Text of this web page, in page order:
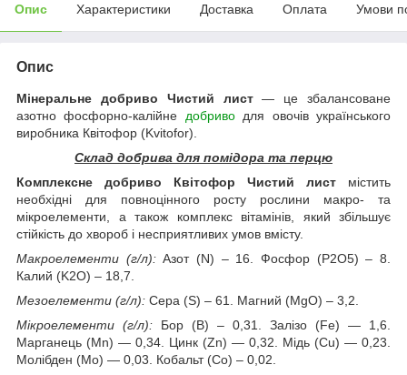
Опис Характеристики Доставка Оплата Умови
Опис
Мінеральне добриво Чистий лист— це збалансоване
азотно фосфорно-калійне добриводля овочів українського
виробника Квітофор (Kvitofor).
Склад добрива для помідора та перцю
Комплексне добриво Квітофор Чистий лист містить
необхідні для повноцінного росту рослини макро- та
мікроелементи, а також комплекс вітамінів, який збільшує
стійкість до хвороб і несприятливих умов вмісту.
Макроелементи (г/л):Азот (N) – 16. Фосфор (P2О5) – 8.
Калий (K2О) – 18,7.
Мезоелементи (г/л): Сера (S) – 61. Магний (MgO) – 3,2.
Мікроелементи (г/л): Бор (В) – 0,31. Залізо (Fe) — 1,6.
Марганець (Мn) — 0,34. Цинк (Zn) — 0,32. Мідь (Cu) — 0,23.
Молібден (Мо) — 0,03. Кобальт (Со) – 0,02.